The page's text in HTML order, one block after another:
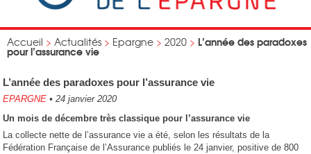
Accueil > Actualités > Epargne > 2020 > L’année des paradoxes
pour l’assurance vie
L’année des paradoxes pour l’assurance vie
EPARGNE • 24 janvier 2020
Un mois de décembre très classique pour l’assurance vie
La collecte nette de l’assurance vie a été, selon les résultats de la
Fédération Française de l’Assurance publiés le 24 janvier, positive de 800